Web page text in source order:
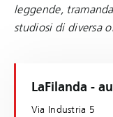
leggende,
studiosi di diversa
LaFilanda -
Via Industria 5